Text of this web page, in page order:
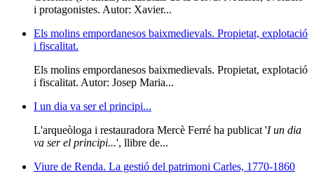
i protagonistes. Autor: Xavier...
Els molins empordanesos baixmedievals. Propietat, explotació
i fiscalitat.
Els molins empordanesos baixmedievals. Propietat, explotació
i fiscalitat. Autor: Josep Maria...
I un dia va ser el principi...
L'arqueòloga i restauradora Mercè Ferré ha publicat 'I un dia
va ser el principi...', llibre de...
Viure de Renda. La gestió del patrimoni Carles, 1770-1860